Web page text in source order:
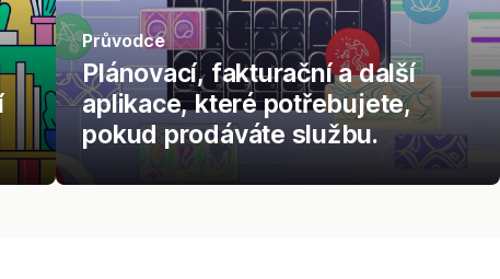
Průvodce
Plánovací, fakturační a další
aplikace, které potřebujete,
pokud prodáváte službu.